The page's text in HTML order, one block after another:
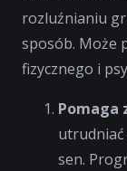
rozluźnianiu
sposób. Może
fizycznego i
Pomaga
sen.